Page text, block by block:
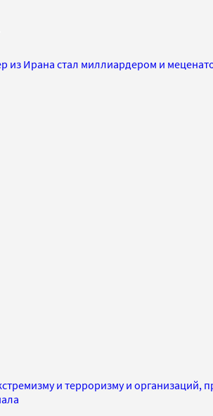
из Ирана стал миллиардером и
и терроризму и